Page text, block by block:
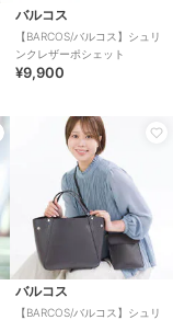
バルコス
【BARCOS/バルコス】シュリ
ンクレザーポシェット
¥9,900
バルコス
【BARCOS/バルコス】シュリ